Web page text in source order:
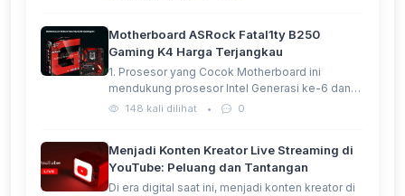
Motherboard ASRock Fatal1ty B250
Gaming K4 Harga Terjangkau
1. Prosesor yang Cocok Motherboard ini
mendukung prosesor Intel Generasi ke-6 dan…
148 kali dilihat • 0
Menjadi Konten Kreator Live Streaming di
YouTube: Peluang dan Tantangan
Di era digital saat ini, menjadi konten kreator di